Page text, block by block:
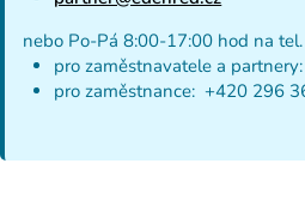
nebo Po-Pá 8:00-17:00 hod na tel.
pro zaměstnavatele a
pro zaměstnance: +420 296